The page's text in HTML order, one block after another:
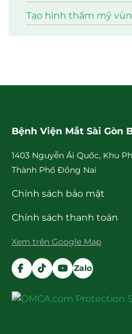
Tạo hình thẩm mỹ
Bệnh Viện Mắt Sài Gòn
1403 Nguyễn Ái Quốc, Khu
Thành Phố Đồng Nai
Chính sách bảo mật
Chính sách thanh toán
Xem trên Google Map
Zalo